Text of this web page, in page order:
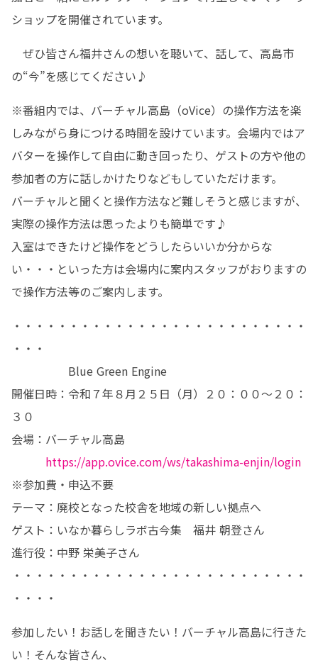
ショップを開催されています。
ぜひ皆さん福井さんの想いを聴いて、話して、高島市
の“今”を感じてください♪
※番組内では、バーチャル高島（oVice）の操作方法を楽
しみながら身につける時間を設けています。会場内ではア
バターを操作して自由に動き回ったり、ゲストの方や他の
参加者の方に話しかけたりなどもしていただけます。
バーチャルと聞くと操作方法など難しそうと感じますが、
実際の操作方法は思ったよりも簡単です♪
入室はできたけど操作をどうしたらいいか分からな
い・・・といった方は会場内に案内スタッフがおりますの
で操作方法等のご案内します。
・・・・・・・・・・・・・・・・・・・・・・・・・・
・・・
Blue Green Engine
開催日時：令和７年８月２５日（月）２０：００～２０：
３０
会場：バーチャル高島
https://app.ovice.com/ws/takashima-enjin/login
※参加費・申込不要
テーマ：廃校となった校舎を地域の新しい拠点へ
ゲスト：いなか暮らしラボ古今集　福井 朝登さん
進行役：中野 栄美子さん
・・・・・・・・・・・・・・・・・・・・・・・・・・
・・・・
参加したい！お話しを聞きたい！バーチャル高島に行きた
い！そんな皆さん、